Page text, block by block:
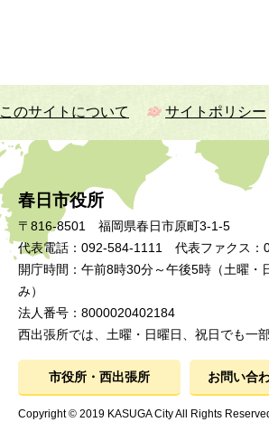
このサイトについて サイトポリシー
春日市役所
〒816-8501 福岡県春日市原町3-1-5
代表電話：092-584-1111 代表ファクス：
開庁時間：午前8時30分～午後5時（土曜
み）
法人番号：8000020402184
西出張所では、土曜・日曜日、祝日でも一
市役所・西出張所 お問い合
Copyright © 2019 KASUGA City All Rights